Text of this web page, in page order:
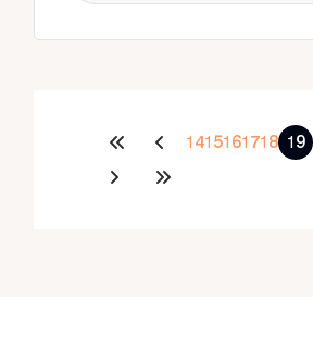
1415161718 19